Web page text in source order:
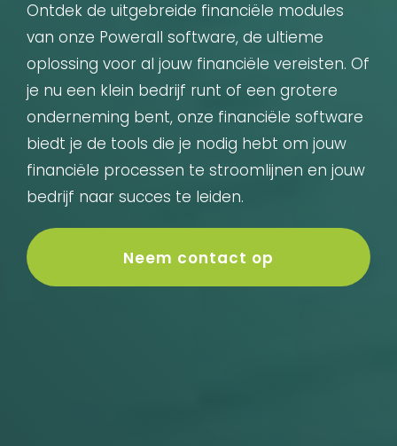
Ontdek de uitgebreide financiële modules
van onze Powerall software, de ultieme
oplossing voor al jouw financiële vereisten. Of
je nu een klein bedrijf runt of een grotere
onderneming bent, onze financiële software
biedt je de tools die je nodig hebt om jouw
financiële processen te stroomlijnen en jouw
bedrijf naar succes te leiden.
Neem contact op